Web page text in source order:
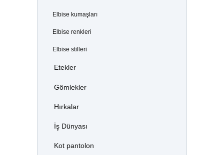
Elbise kumaşları
Elbise renkleri
Elbise stilleri
Etekler
Gömlekler
Hırkalar
İş Dünyası
Kot pantolon